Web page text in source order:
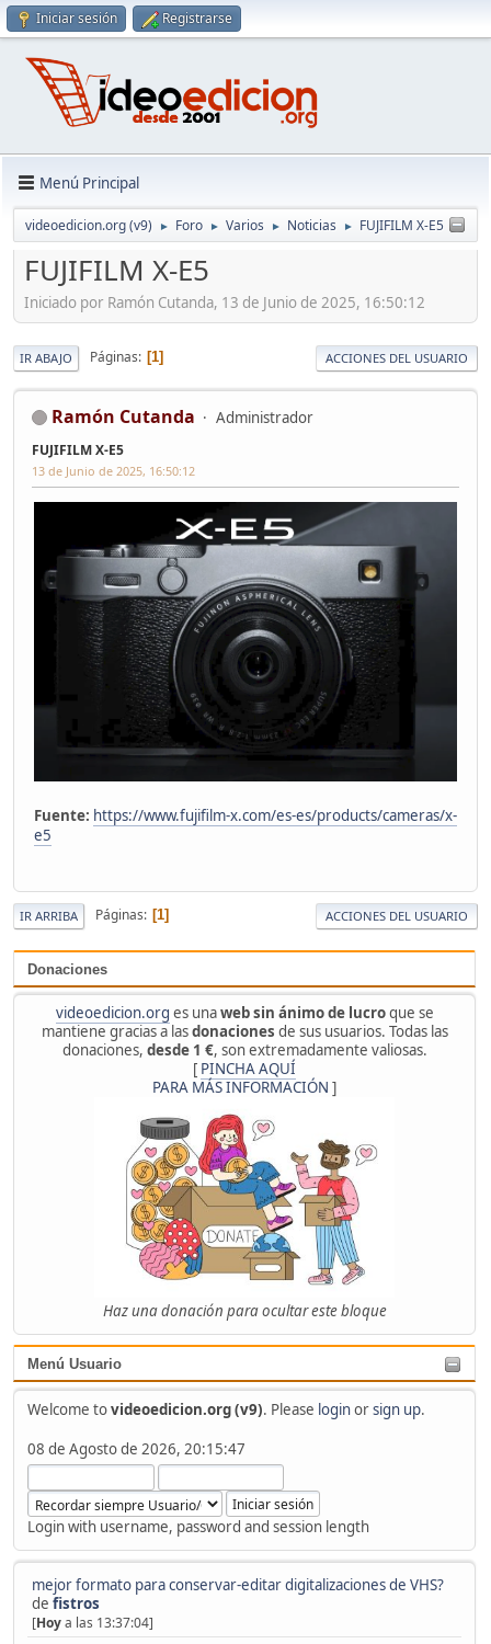
Iniciar sesión Registrarse
Menú Principal
videoedicion.org (v9) ► Foro ► Varios ► Noticias ► FUJIFILM X-E5
Donaciones
videoedicion.org es unaweb sin ánimo de lucroque se
mantiene gracias a lasdonaciones de sus usuarios. Todas las
donaciones, desde 1 €, son extremadamente valiosas.
[ PINCHA AQUÍ
PARA MÁS INFORMACIÓN ]
Haz una donación para ocultar este bloque
Menú Usuario
Welcome tovideoedicion.org (v9). Please loginorsign up.
08 de Agosto de 2026, 20:15:47
Login with username, password and session length
mejor formato para conservar-editar digitalizaciones de VHS?
de fistros
[Hoya las 13:37:04]
FUJIFILM X-E5
Iniciado por Ramón Cutanda, 13 de Junio de 2025, 16:50:12
IR ABAJO Páginas 1 ACCIONES DEL USUARIO
Ramón Cutanda Administrador
FUJIFILM X-E5
13 de Junio de 2025, 16:50:12
Fuente: https://www.fujifilm-x.com/es-es/products/cameras/x-
e5
IR ARRIBA Páginas 1 ACCIONES DEL USUARIO